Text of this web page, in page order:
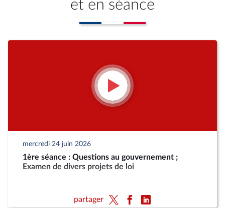
et en séance
mercredi 24 juin 2026
1ère séance : Questions au gouvernement ;
Examen de divers projets de loi
partager